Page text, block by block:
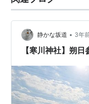
静かな坂道 • 3年
【寒川神社】朔